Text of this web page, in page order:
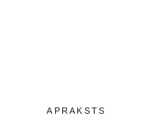
APRAKSTS